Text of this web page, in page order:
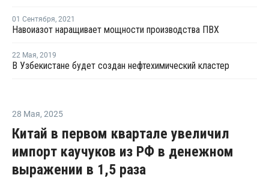
01 Сентября, 2021
Навоиазот наращивает мощности производства ПВХ
22 Мая, 2019
В Узбекистане будет создан нефтехимический кластер
28 Мая, 2025
Китай в первом квартале увеличил
импорт каучуков из РФ в денежном
выражении в 1,5 раза